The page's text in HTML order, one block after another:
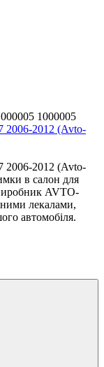
1000005
2006-2012 (Avto-
2006-2012 (Avto-
в салон для
AVTO-
лекалами,
автомобіля.